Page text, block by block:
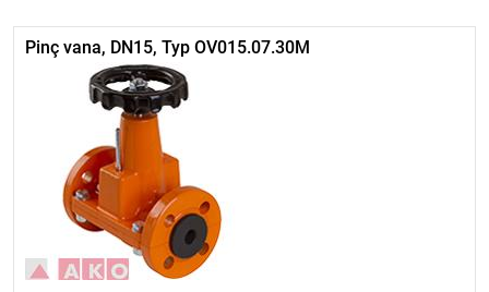
Pinç vana, DN15, Typ OV015.07.30M